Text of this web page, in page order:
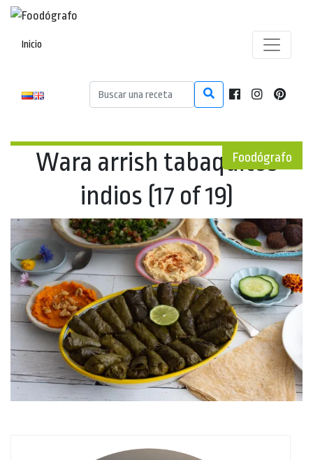
Inicio
Foodógrafo
Wara arrish tabaquitos
indios (17 of 19)